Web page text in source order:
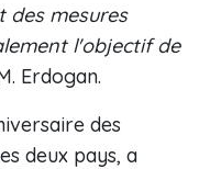
des mesures
l'objectif de
Erdogan.
des
deux pays, a